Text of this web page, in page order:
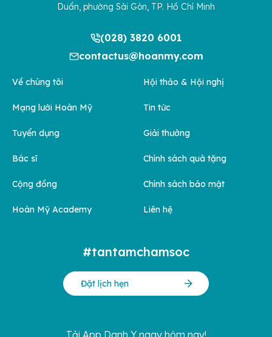
Duẩn, phường Sài Gòn, TP. Hồ Chí Minh
(028) 3820 6001
contactus@hoanmy.com
Về chúng tôi
Mạng lưới Hoàn Mỹ
Tuyển dụng
Bác sĩ
Cộng đồng
Hoàn Mỹ Academy
Hội thảo & Hội nghị
Tin tức
Giải thưởng
Chính sách quà tặng
Chính sách bảo mật
Liên hệ
#tantamchamsoc
Đặt lịch hẹn
Tải App Danh Y ngay hôm nay!